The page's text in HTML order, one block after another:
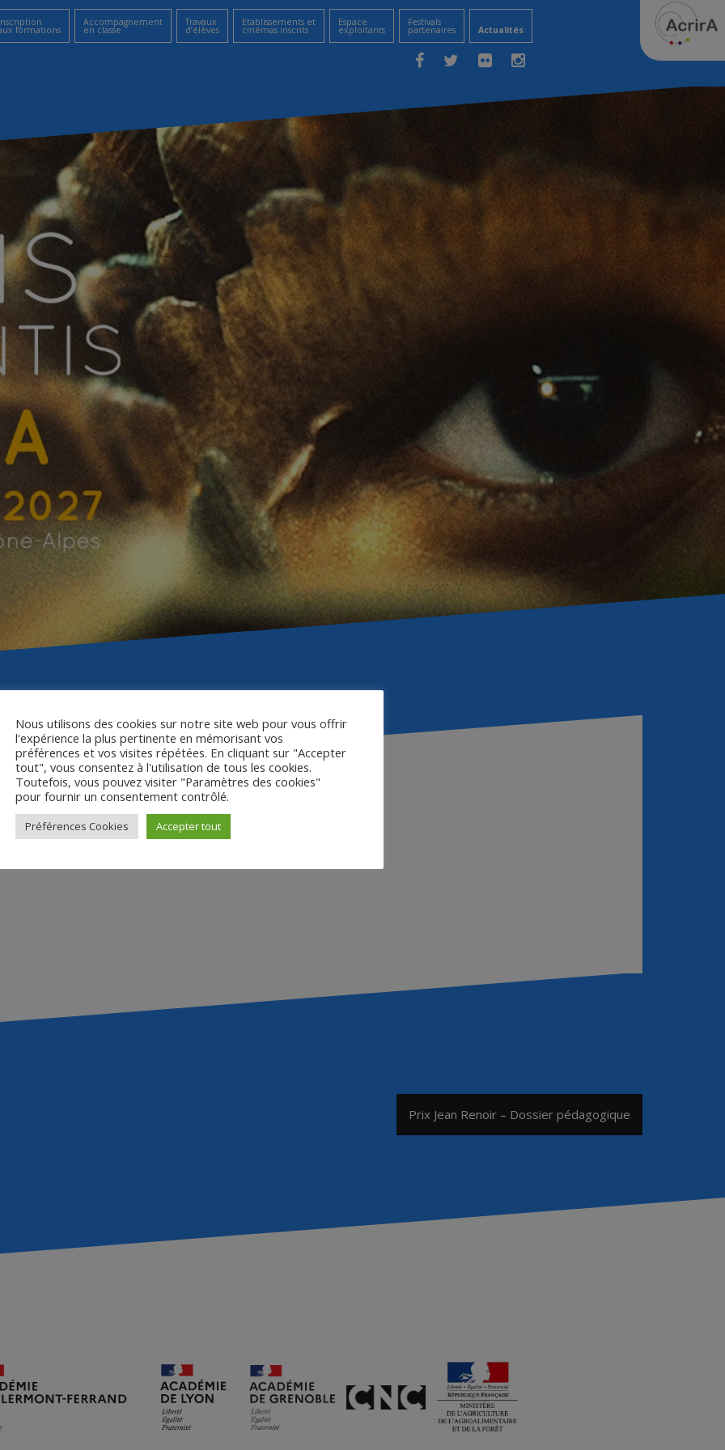
formations
Accompagnement
en classe
Travaux
d’élèves
Etablissements et
cinémas inscrits
Espace
exploitants
Festivals
partenaires Actualités
Fiche élève
Prix Jean Renoir – Dossier pédagogique
Nous utilisons des cookies sur notre site web pour vous offrir
l'expérience la plus pertinente en mémorisant vos
préférences et vos visites répétées. En cliquant sur "Accepter
tout", vous consentez à l'utilisation de tous les cookies.
Toutefois, vous pouvez visiter "Paramètres des cookies"
pour fournir un consentement contrôlé.
Préférences Cookies Accepter tout